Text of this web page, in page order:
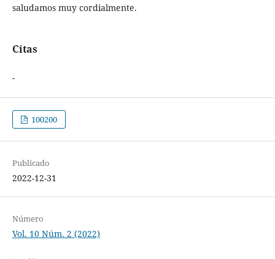
saludamos muy cordialmente.
Citas
-
100200
Publicado
2022-12-31
Número
Vol. 10 Núm. 2 (2022)